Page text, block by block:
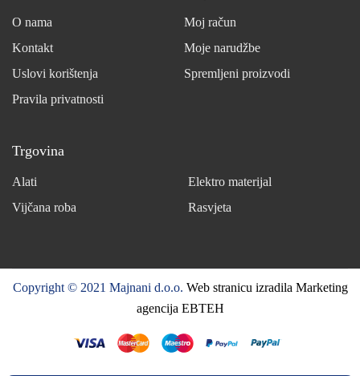
O nama
Kontakt
Uslovi korištenja
Pravila privatnosti
Moj račun
Moje narudžbe
Spremljeni proizvodi
Trgovina
Alati
Elektro materijal
Vijčana roba
Rasvjeta
Copyright © 2021 Majnani d.o.o. Web stranicu izradila Marketing
agencija EBTEH